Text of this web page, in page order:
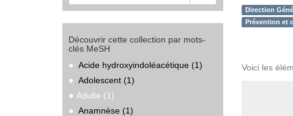
Découvrir cette collection par mots-
clés MeSH
Acide hydroxyindoléacétique (1)
Adolescent (1)
Adulte (1)
Anamnèse (1)
Direction
Prévention et
Voici les